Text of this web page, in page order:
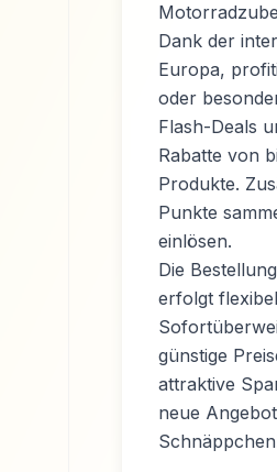
Dank der
Europa,
oder
Flash-Deals
Rabatte von
Produkte.
Punkte
einlösen.
Die
erfolgt
günstige
attraktive
neue